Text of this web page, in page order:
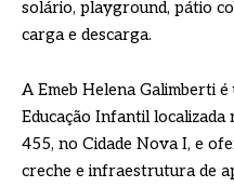
solário, playground, pátio
carga e descarga.
A Emeb Helena Galimberti
Educação Infantil localizada
455, no Cidade Nova I, e
creche e infraestrutura de